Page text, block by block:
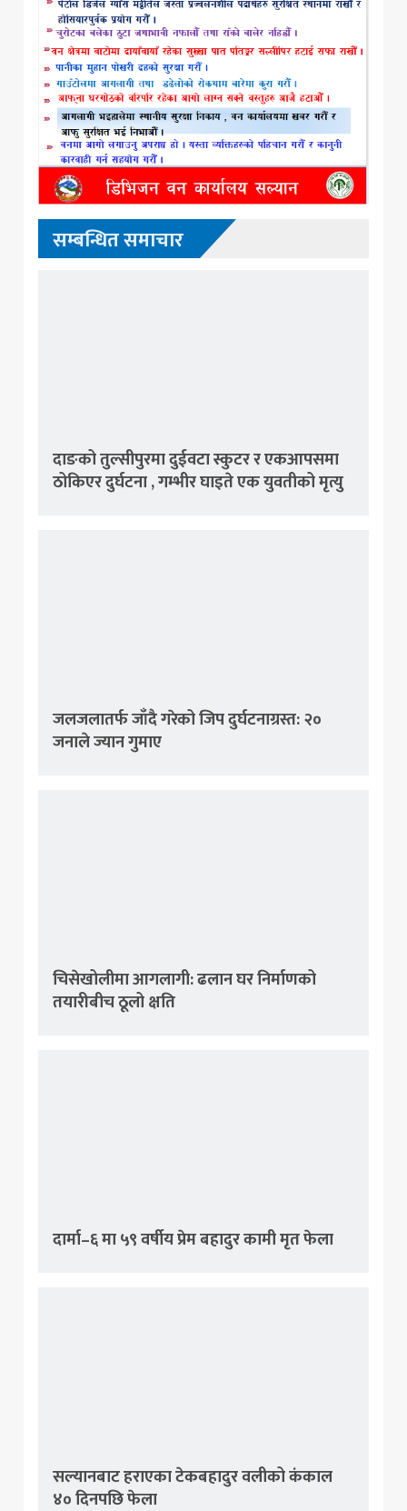
सम्बन्धित समाचार
दाङको तुल्सीपुरमा दुईवटा स्कुटर र एकआपसमा
ठोकिएर दुर्घटना , गम्भीर घाइते एक युवतीको मृत्यु
जलजलातर्फ जाँदै गरेको जिप दुर्घटनाग्रस्त: २०
जनाले ज्यान गुमाए
चिसेखोलीमा आगलागी: ढलान घर निर्माणको
तयारीबीच ठूलो क्षति
दार्मा–६ मा ५९ वर्षीय प्रेम बहादुर कामी मृत फेला
सल्यानबाट हराएका टेकबहादुर वलीको कंकाल
४० दिनपछि फेला